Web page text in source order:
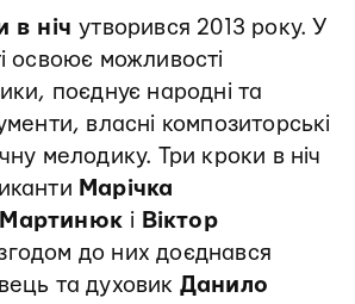
в нічутворився 2013 року. У
освоює можливості
поєднує народні та
власні композиторські
мелодику. Три кроки в ніч
Марічка
Мартинюк і Віктор
до них доєднався
та духовик Данило